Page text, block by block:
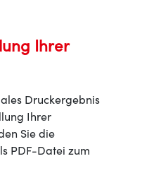
Ihrer
Druckergebnis
Ihrer
Sie die
PDF-Datei zum